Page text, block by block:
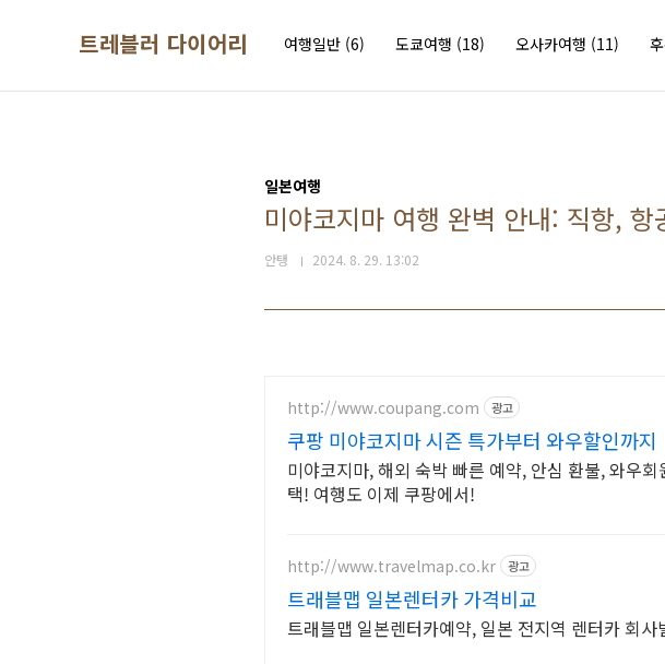
트레블러 다이어리 여행일반 (6) 도쿄여행 (18) 오사카여행 (11)
일본여행
미야코지마 여행 완벽 안내: 직항,
안탱 2024. 8. 29. 13:02
http://www.coupang.com 광고
쿠팡 미야코지마 시즌 특가부터 와우할인까지
미야코지마, 해외 숙박 빠른 예약, 안심 환불, 와우
택! 여행도 이제 쿠팡에서!
http://www.travelmap.co.kr 광고
트래블맵 일본렌터카 가격비교
트래블맵 일본렌터카예약, 일본 전지역 렌터카 회